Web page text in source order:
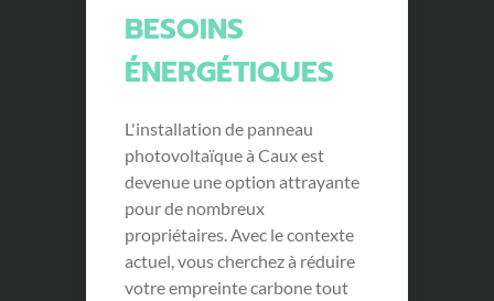
BESOINS
ÉNERGÉTIQUES
L'installation de panneau
photovoltaïque à Caux est
devenue une option attrayante
pour de nombreux
propriétaires. Avec le contexte
actuel, vous cherchez à réduire
votre empreinte carbone tout